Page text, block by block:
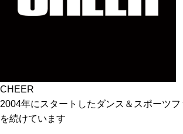
CHEER
2004年にスタートしたダンス＆スポーツ
を続けています